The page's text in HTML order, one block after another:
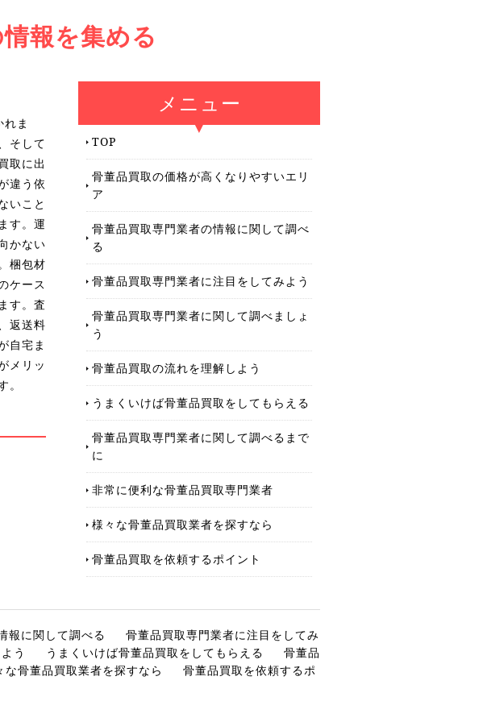
報を集める
ま
そして
取に出
違う依
いこと
す。運
かない
梱包材
ケース
す。査
返送料
自宅ま
メリッ
。
メニュー
TOP
骨董品買取の価格が高くなりやすいエリ
ア
骨董品買取専門業者の情報に関して調べ
る
骨董品買取専門業者に注目をしてみよう
骨董品買取専門業者に関して調べましょ
う
骨董品買取の流れを理解しよう
うまくいけば骨董品買取をしてもらえる
骨董品買取専門業者に関して調べるまで
に
非常に便利な骨董品買取専門業者
様々な骨董品買取業者を探すなら
骨董品買取を依頼するポイント
報に関して調べる
骨董品買取専門業者に注目をしてみ
う うまくいけば骨董品買取をしてもらえる
骨董品
な骨董品買取業者を探すなら
骨董品買取を依頼するポ